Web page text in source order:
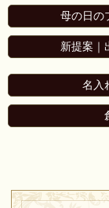
母の日の
新提案｜
名入